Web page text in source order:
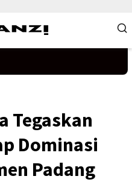
Tegaskan
Dominasi
Padang